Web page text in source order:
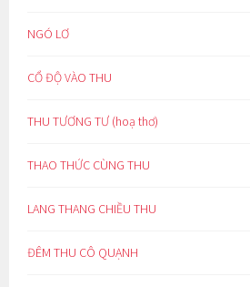
NGÓ LƠ
CỔ ĐỘ VÀO THU
THU TƯƠNG TƯ (hoạ thơ)
THAO THỨC CÙNG THU
LANG THANG CHIỀU THU
ĐÊM THU CÔ QUẠNH